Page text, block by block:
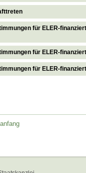
für ELER-
für ELER-
für ELER-